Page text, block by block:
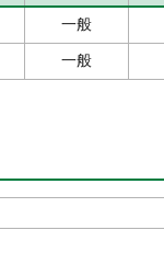
一般
一般